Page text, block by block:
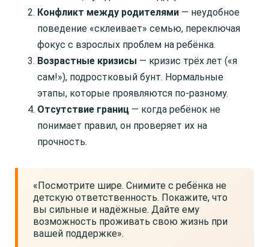
Конфликт между родителями — неудобное
поведение «склеивает» семью, переключая
фокус с взрослых проблем на ребёнка.
Возрастные кризисы — кризис трёх лет («я
сам!»), подростковый бунт. Нормальные
этапы, которые проявляются по-разному.
Отсутствие границ — когда ребёнок не
понимает правил, он проверяет их на
прочность.
«Посмотрите шире. Снимите с ребёнка не
детскую ответственность. Покажите, что
вы сильные и надёжные. Дайте ему
возможность проживать свою жизнь при
вашей поддержке».